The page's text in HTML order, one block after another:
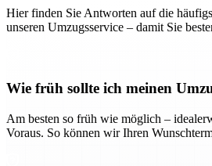
Hier finden Sie Antworten auf die
unseren Umzugsservice – damit Sie
Wie früh sollte ich meinen
Am besten so früh wie möglich –
Voraus. So können wir Ihren